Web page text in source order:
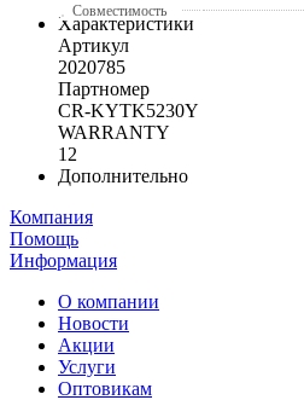
Совместимость
Характеристики
Артикул
2020785
Партномер
CR-KYTK5230Y
WARRANTY
12
Дополнительно
Компания
Помощь
Информация
О компании
Новости
Акции
Услуги
Оптовикам